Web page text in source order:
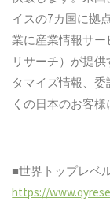
イスの7カ国に拠
業に産業情報サー
リサーチ）が提
タマイズ情報、
くの日本のお客様
■世界トップレベ
https://